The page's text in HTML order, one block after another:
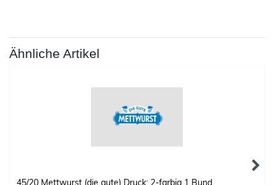
Ähnliche Artikel
45/20 Mettwurst (die gute) Druck: 2-farbig 1 Bund